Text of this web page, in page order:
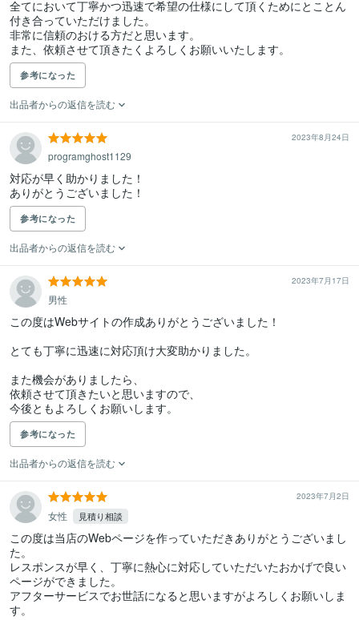
全てにおいて丁寧かつ迅速で希望の仕様にして頂くためにとことん
付き合っていただけました。
非常に信頼のおける方だと思います。
また、依頼させて頂きたくよろしくお願いいたします。
参考になった
出品者からの返信を読む
2023年8月24日
programghost1129
対応が早く助かりました！
ありがとうございました！
参考になった
出品者からの返信を読む
2023年7月17日
男性
この度はWebサイトの作成ありがとうございました！
とても丁寧に迅速に対応頂け大変助かりました。
また機会がありましたら、
依頼させて頂きたいと思いますので、
今後ともよろしくお願いします。
参考になった
出品者からの返信を読む
2023年7月2日
女性 見積り相談
この度は当店のWebページを作っていただきありがとうございまし
た。
レスポンスが早く、丁寧に熱心に対応していただいたおかげで良い
ページができました。
アフターサービスでお世話になると思いますがよろしくお願いしま
す。